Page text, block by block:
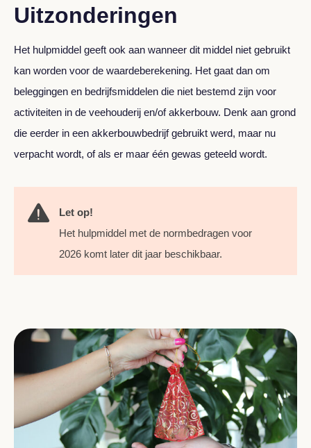
Uitzonderingen
Het hulpmiddel geeft ook aan wanneer dit middel niet gebruikt
kan worden voor de waardeberekening. Het gaat dan om
beleggingen en bedrijfsmiddelen die niet bestemd zijn voor
activiteiten in de veehouderij en/of akkerbouw. Denk aan grond
die eerder in een akkerbouwbedrijf gebruikt werd, maar nu
verpacht wordt, of als er maar één gewas geteeld wordt.
Let op!
Het hulpmiddel met de normbedragen voor
2026 komt later dit jaar beschikbaar.